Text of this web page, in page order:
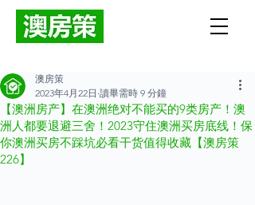
【澳洲房产】在澳洲绝对不能买的9类房产！澳
洲人都要退避三舍！2023守住澳洲买房底线！保
你澳洲买房不踩坑必看干货值得收藏【澳房策
226】
澳房策
2023年4月22日 讀畢需時 9 分鐘